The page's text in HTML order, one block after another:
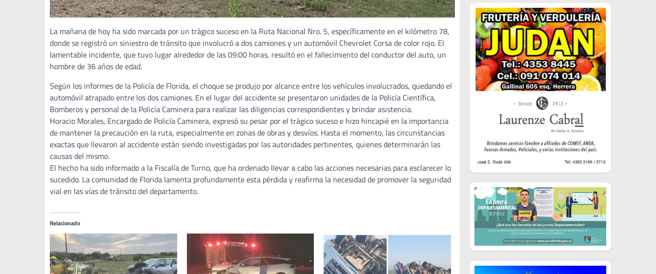
La mañana de hoy ha sido marcada por un trágico suceso en la Ruta Nacional Nro. 5, específicamente en el kilómetro 78,
donde se registró un siniestro de tránsito que involucró a dos camiones y un automóvil Chevrolet Corsa de color rojo. El
lamentable incidente, que tuvo lugar alrededor de las 09:00 horas, resultó en el fallecimiento del conductor del auto, un
hombre de 36 años de edad.
Según los informes de la Policía de Florida, el choque se produjo por alcance entre los vehículos involucrados, quedando el
automóvil atrapado entre los dos camiones. En el lugar del accidente se presentaron unidades de la Policía Científica,
Bomberos y personal de la Policía Caminera para realizar las diligencias correspondientes y brindar asistencia.
Horacio Morales, Encargado de Policía Caminera, expresó su pesar por el trágico suceso e hizo hincapié en la importancia
de mantener la precaución en la ruta, especialmente en zonas de obras y desvíos. Hasta el momento, las circunstancias
exactas que llevaron al accidente están siendo investigadas por las autoridades pertinentes, quienes determinarán las
causas del mismo.
El hecho ha sido informado a la Fiscalía de Turno, que ha ordenado llevar a cabo las acciones necesarias para esclarecer lo
sucedido. La comunidad de Florida lamenta profundamente esta pérdida y reafirma la necesidad de promover la seguridad
vial en las vías de tránsito del departamento.
Relacionado